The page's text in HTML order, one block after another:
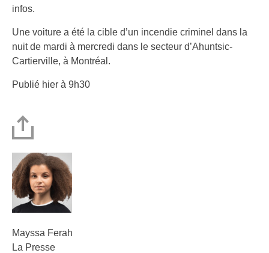
infos.
Une voiture a été la cible d’un incendie criminel dans la
nuit de mardi à mercredi dans le secteur d’Ahuntsic-
Cartierville, à Montréal.
Publié hier à 9h30
Mayssa Ferah
La Presse